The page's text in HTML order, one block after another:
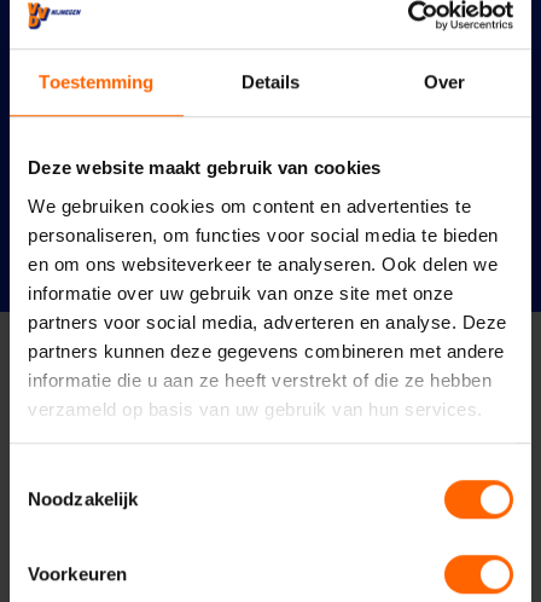
Toestemming Details Over
Deze website maakt gebruik van cookies
We gebruiken cookies om content en advertenties te
personaliseren, om functies voor social media te bieden
en om ons websiteverkeer te analyseren. Ook delen we
informatie over uw gebruik van onze site met onze
partners voor social media, adverteren en analyse. Deze
partners kunnen deze gegevens combineren met andere
informatie die u aan ze heeft verstrekt of die ze hebben
verzameld op basis van uw gebruik van hun services.
Noodzakelijk
Voorkeuren
Een schoon en veilig
Nijmegen vraagt om meer
en zichtbaar onderhoud
en handhaving
21 juni 2026
Contact met VVD
Nijmegen